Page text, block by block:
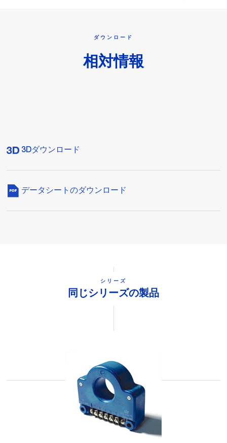
ダウンロード
相対情報
3Dダウンロード
データシートのダウンロード
シリーズ
同じシリーズの製品